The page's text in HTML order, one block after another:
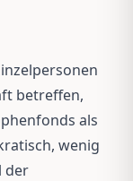
betreffen,
als
wenig
der